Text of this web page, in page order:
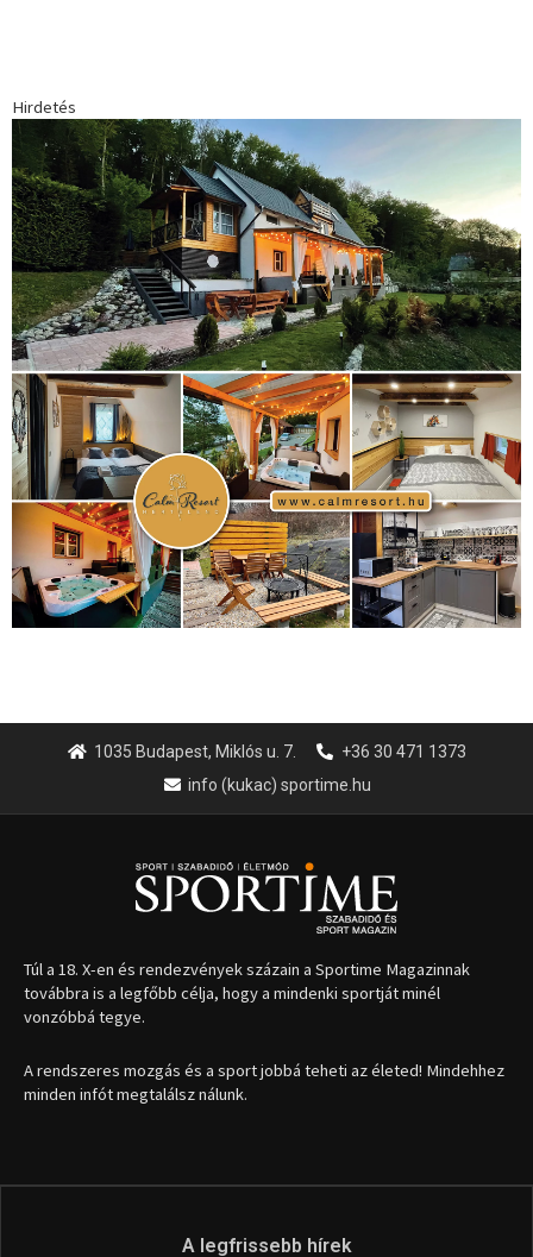
Hirdetés
1035 Budapest, Miklós u. 7.
+36 30 471 1373
info (kukac) sportime.hu
Túl a 18. X-en és rendezvények százain a Sportime Magazinnak
továbbra is a legfőbb célja, hogy a mindenki sportját minél
vonzóbbá tegye.
A rendszeres mozgás és a sport jobbá teheti az életed! Mindehhez
minden infót megtalálsz nálunk.
A legfrissebb hírek